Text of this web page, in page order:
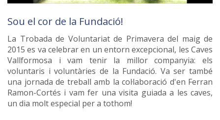
Sou el cor de la Fundació!
La Trobada de Voluntariat de Primavera del maig de
2015 es va celebrar en un entorn excepcional, les Caves
Vallformosa i vam tenir la millor companyia: els
voluntaris i voluntàries de la Fundació. Va ser també
una jornada de treball amb la col·laboració d'en Ferran
Ramon-Cortés i vam fer una visita guiada a les caves,
un dia molt especial per a tothom!